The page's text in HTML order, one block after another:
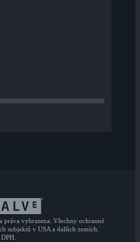
vyhrazena. Všechny ochranné
subjektů v USA a dalších zemích.